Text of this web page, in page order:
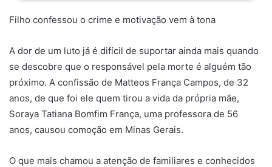
Filho confessou o crime e motivação vem à tona
A dor de um luto já é difícil de suportar ainda mais quando
se descobre que o responsável pela morte é alguém tão
próximo. A confissão de Matteos França Campos, de 32
anos, de que foi ele quem tirou a vida da própria mãe,
Soraya Tatiana Bomfim França, uma professora de 56
anos, causou comoção em Minas Gerais.
O que mais chamou a atenção de familiares e conhecidos